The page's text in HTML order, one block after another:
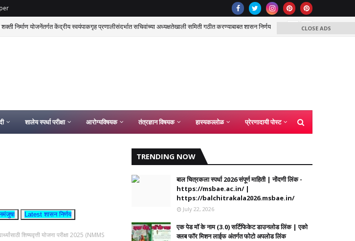
योजनेंतर्गत केंद्रीय स्वयंपाकगृह प्रणालीसंदर्भात सचिवांच्या अध्यक्षतेखाली समिती गठीत करण्याबाबत शासन निर्णय
शालेय स्पर्धा परीक्षा आरोग्यविषयक तंत्रज्ञान विषयक हास्यकल्लोळ प्रेरणादायी पोस्ट
Latest शासन निर्णय
शिष्यवृत्ती योजना परीक्षा 2025 (NMMS
TRENDING NOW
बाल चित्रकला स्पर्धा 2026 संपूर्ण माहिती | नोंदणी लिंक -
https://msbae.ac.in/ |
https://balchitrakala2026.msbae.in/
July 22, 2026
एक पेड मॉ के नाम (3.0) सर्टिफिकेट डाउनलोड लिंक | एको
क्लब फॉर मिशन लाईफ अंतर्गत फोटो अपलोड लिंक
CLOSE ADS